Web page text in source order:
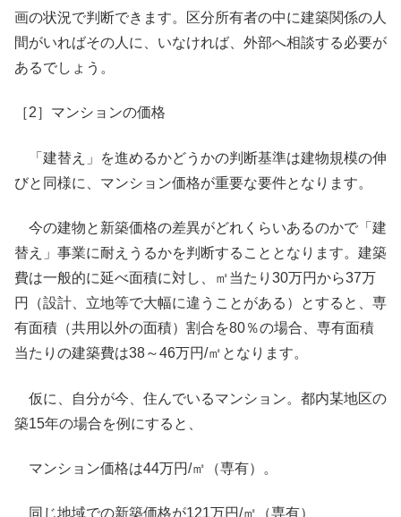
画の状況で判断できます。区分所有者の中に建築関係の人
間がいればその人に、いなければ、外部へ相談する必要が
あるでしょう。
［2］マンションの価格
「建替え」を進めるかどうかの判断基準は建物規模の伸
びと同様に、マンション価格が重要な要件となります。
今の建物と新築価格の差異がどれくらいあるのかで「建
替え」事業に耐えうるかを判断することとなります。建築
費は一般的に延べ面積に対し、㎡当たり30万円から37万
円（設計、立地等で大幅に違うことがある）とすると、専
有面積（共用以外の面積）割合を80％の場合、専有面積
当たりの建築費は38～46万円/㎡となります。
仮に、自分が今、住んでいるマンション。都内某地区の
築15年の場合を例にすると、
マンション価格は44万円/㎡（専有）。
同じ地域での新築価格が121万円/㎡（専有）